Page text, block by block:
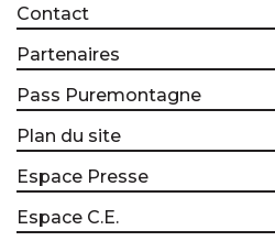
Contact
Partenaires
Pass Puremontagne
Plan du site
Espace Presse
Espace C.E.